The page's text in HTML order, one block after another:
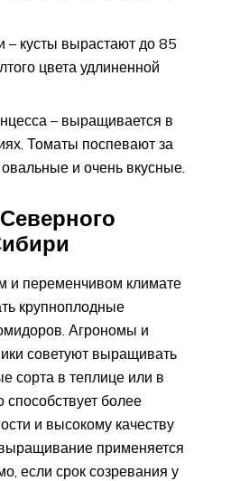
– кусты вырастают до 85
цвета удлиненной
– выращивается в
Томаты поспевают за
и очень вкусные.
и переменчивом климате
крупноплодные
Агрономы и
советуют выращивать
сорта в теплице или в
способствует более
и высокому качеству
применяется
если срок созревания у